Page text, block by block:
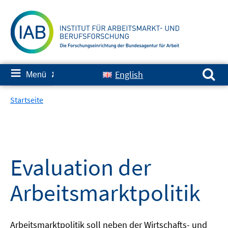
zum
Inhalt
≡ Menü ✘ English
Suchen nach:
Startseite
Evaluation der
Arbeitsmarktpolitik
Arbeitsmarktpolitik soll neben der Wirtschafts- und